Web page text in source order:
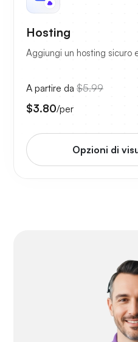
Hosting
Aggiungi un hosting sicuro
A partire da $5.99
$3.80/per
Opzioni di